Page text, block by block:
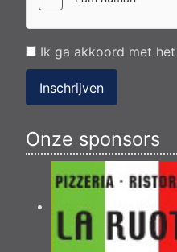
Ik ga akkoord met het
Inschrijven
Onze sponsors